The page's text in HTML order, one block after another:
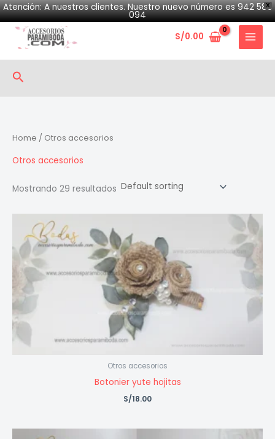
X
Atención: A nuestros clientes. Nuestro nuevo número es 942 580
094
Skip
to
content
S/0.00
Search
Home / Otros accesorios
Otros accesorios
Mostrando 29 resultados
Otros accesorios
Botonier yute hojitas
S/18.00